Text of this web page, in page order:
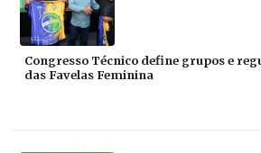
Congresso Técnico define grupos e
das Favelas Feminina